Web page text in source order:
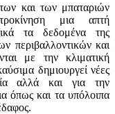
και των μπαταριών
μια απτή
τα δεδομένα της
περιβαλλοντικών και
με την κλιματική
δημιουργεί νέες
αλλά και για την
όπως και τα υπόλοιπα